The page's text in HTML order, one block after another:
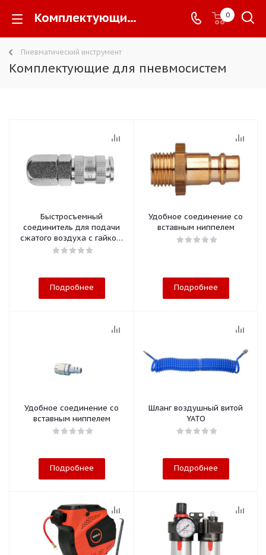
Комплектующие для пневмосистем - 0
Пневматический инструмент
Комплектующие для пневмосистем
Быстросъемный
соединитель для подачи
сжатого воздуха с гайкой.
Удобное соединение
Подробнее
Удобное соединение со
вставным ниппелем
Подробнее
Удобное соединение со
вставным ниппелем
Подробнее
Шланг воздушный витой
YATO
Подробнее